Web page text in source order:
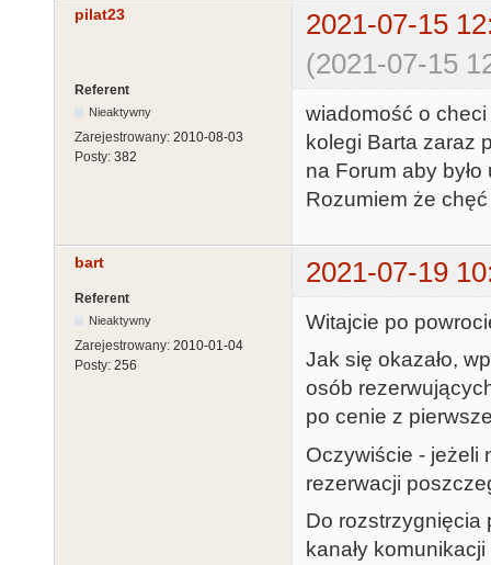
pilat23
2021-07-15
(2021-07-15
Referent
Nieaktywny
Zarejestrowany: 2010-08-03
Posty: 382
wiadomość o checi
kolegi Barta zaraz
na Forum aby było
Rozumiem że chęć
bart 2021-07-19
Referent
Nieaktywny
Zarejestrowany: 2010-01-04
Posty: 256
Witajcie po
Jak się okazało,
osób
po cenie z
Oczywiście - jeżeli
rezerwacji
Do rozstrzygnięcia
kanały